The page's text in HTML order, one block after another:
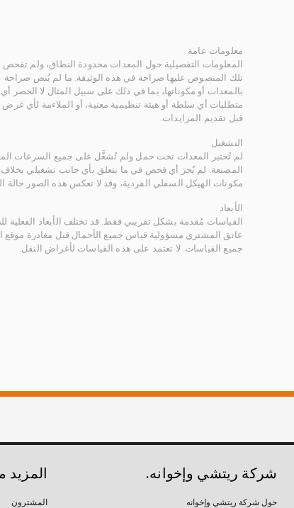
معلومات عامة
المعلومات التفصيلية حول المعدات محدودة النطاق، ولم
تلك المنصوص عليها صراحة في هذه الوثيقة. ما لم يُنص صراحة
بالمعدات أو مكوناتها، بما في ذلك على سبيل المثال لا الحصر
متطلبات أي سلطة أو هيئة تنظيمية معنية، أو الملاءمة لأي
قبل تقديم المزايدات.
التشغيل
لم تُختبر المعدات تحت حمل ولم تُشغَّل على جميع السرعات
المصنعة. لم يُجرَ أي فحص في ما يتعلق بأي جانب تشغيلي
مكونات الهيكل السفلي الفردية، وقد لا تعكس هذه الصور حالة
الأبعاد
القياسات مُقدمة بشكل تقريبي فقط. قد تختلف الأبعاد الفعلية
عاتق المشتري مسؤولية قياس جميع الأحمال قبل مغادرة
جميع القياسات. لا تعتمد على هذه القياسات لأغراض النقل.
شركة ريتشي وإخوانه.
حول شركة ريتشي وإخوانه
المزيد
المشترون